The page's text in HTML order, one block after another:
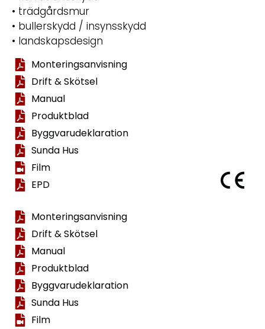
• trädgårdsmur
• bullerskydd / insynsskydd
• landskapsdesign
Monteringsanvisning
Drift & Skötsel
Manual
Produktblad
Byggvarudeklaration
Sunda Hus
Film
EPD
Monteringsanvisning
Drift & Skötsel
Manual
Produktblad
Byggvarudeklaration
Sunda Hus
Film